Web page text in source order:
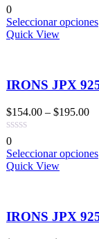
0
Seleccionar opciones
Quick View
IRONS JPX
$154.00 – $195.00
0
Seleccionar opciones
Quick View
IRONS JPX